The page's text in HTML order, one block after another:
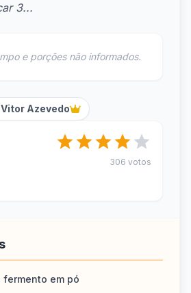
3...
e porções não informados.
Vitor Azevedo
306 votos
em pó